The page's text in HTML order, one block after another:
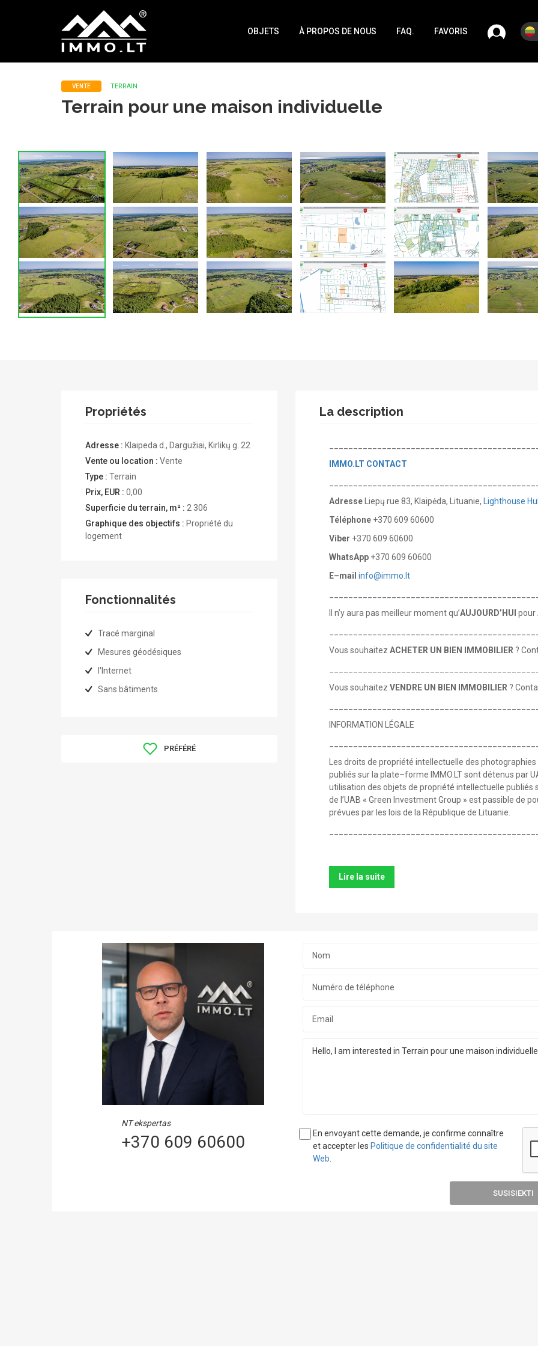
Immo
OBJETS À PROPOS DE NOUS FAQ. FAVORIS
VENTE TERRAIN
Terrain pour une maison individuelle
Propriétés
Adresse : Klaipeda d., Dargužiai, Kirlikų g. 22
Vente ou location : Vente
Type : Terrain
Prix, EUR : 0,00
Superficie du terrain, m² : 2 306
Graphique des objectifs : Propriété du
logement
Fonctionnalités
Tracé marginal
Mesures géodésiques
l'Internet
Sans bâtiments
PRÉFÉRÉ
La description
IMMO.LT CONTACT
AdresseLiepų rue 83, Klaipėda, Lituanie, Lighthouse
Téléphone +370 609 60600
Viber +370 609 60600
WhatsApp +370 609 60600
E–mail info@immo.lt
Il n’y aura pas meilleur moment qu’AUJOURD’HUI pour
Vous souhaitez ACHETER UN BIEN IMMOBILIER ?
Vous souhaitez VENDRE UN BIEN IMMOBILIER ?
INFORMATION LÉGALE
Les droits de propriété intellectuelle des
publiés sur la plate–forme IMMO.LT sont détenus par
utilisation des objets de propriété intellectuelle publiés
de l’UAB « Green Investment Group » est passible de
prévues par les lois de la République de Lituanie.
Lire la suite
NT ekspertas
+370 609 60600
En envoyant cette demande, je confirme connaître
et accepter lesPolitique de confidentialité du site
Web